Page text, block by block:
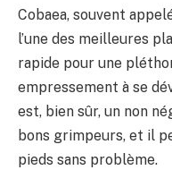
Cobaea, souvent
l’une des meilleures
rapide pour une
empressement à se
est, bien sûr, un non
bons grimpeurs, et il
pieds sans problème.